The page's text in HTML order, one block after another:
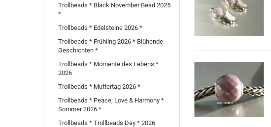
Trollbeads * Black November Bead 2025
*
Trollbeads * Edelsteine 2026 *
Trollbeads * Frühling 2026 * Blühende
Geschichten *
Trollbeads * Momente des Lebens *
2026
Trollbeads * Muttertag 2026 *
Trollbeads * Peace, Love & Harmony *
Sommer 2026 *
Trollbeads * Trollbeads Day * 2026